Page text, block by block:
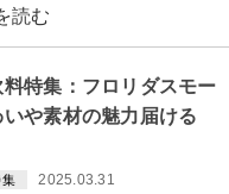
読む
特集：フロリダスモー
や素材の魅力届ける
集 2025.03.31